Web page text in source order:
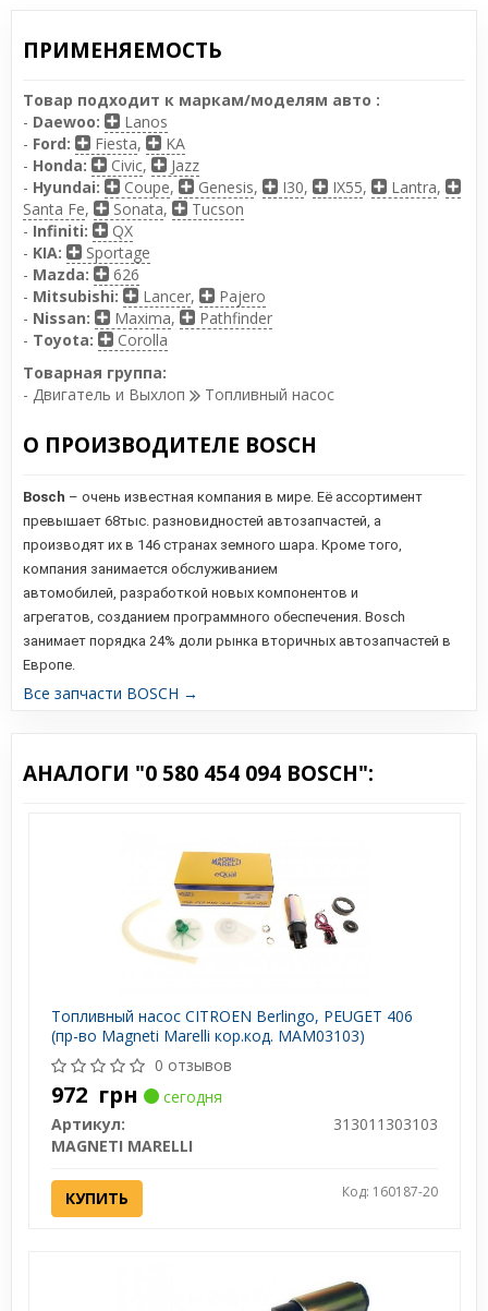
ПРИМЕНЯЕМОСТЬ
Товар подходит к маркам/моделям авто :
- Daewoo:
Lanos
- Ford: Fiesta,
KA
- Honda: Civic,
Jazz
- Hyundai: Coupe, Genesis, I30, IX55, Lantra,
Santa Fe, Sonata,
Tucson
- Infiniti:
QX
- KIA:
Sportage
- Mazda:
626
- Mitsubishi: Lancer,
Pajero
- Nissan: Maxima,
Pathfinder
- Toyota:
Corolla
Товарная группа:
- Двигатель и Выхлоп
Топливный насос
О ПРОИЗВОДИТЕЛЕ BOSCH
Bosch – очень известная компания в мире. Её ассортимент
превышает 68тыс. разновидностей автозапчастей, а
производят их в 146 странах земного шара. Кроме того,
компания занимается обслуживанием
автомобилей, разработкой новых компонентов и
агрегатов, созданием программного обеспечения. Bosch
занимает порядка 24% доли рынка вторичных автозапчастей в
Европе.
Все запчасти BOSCH →
АНАЛОГИ "0 580 454 094 BOSCH":
Топливный насос CITROEN Berlingo, PEUGET 406
(пр-во Magneti Marelli кор.код. MAM03103)
0 отзывов
972 грн
сегодня
Артикул:
313011303103
MAGNETI MARELLI
КУПИТЬ Код: 160187-20